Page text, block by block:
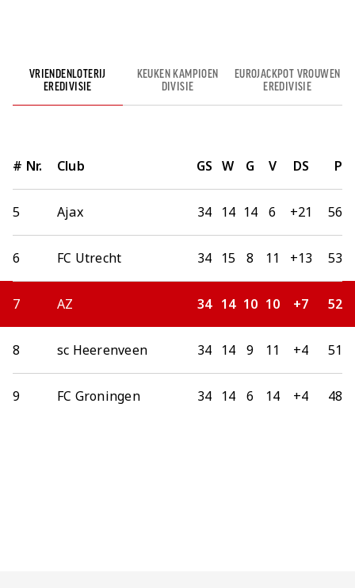
VRIENDENLOTERIJ
EREDIVISIE
KEUKEN KAMPIOEN
DIVISIE
EUROJACKPOT VROUWEN
EREDIVISIE
# Nr. Club GS W G V DS P
5 Ajax 34 14 14 6 +21 56
6 FC Utrecht 34 15 8 11 +13 53
7 AZ 34 14 10 10 +7 52
8 sc Heerenveen 34 14 9 11 +4 51
9 FC Groningen 34 14 6 14 +4 48